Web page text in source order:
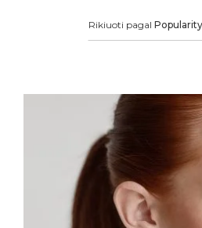
Rikiuoti pagal Popularity